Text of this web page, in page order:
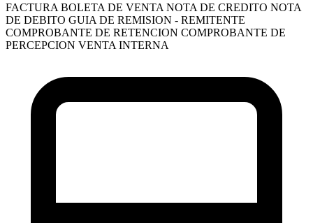
FACTURA BOLETA DE VENTA NOTA DE CREDITO NOTA
DE DEBITO GUIA DE REMISION - REMITENTE
COMPROBANTE DE RETENCION COMPROBANTE DE
PERCEPCION VENTA INTERNA